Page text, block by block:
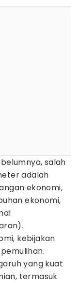
salah
adalah
ekonomi,
ekonomi,
kebijakan
yang kuat
termasuk